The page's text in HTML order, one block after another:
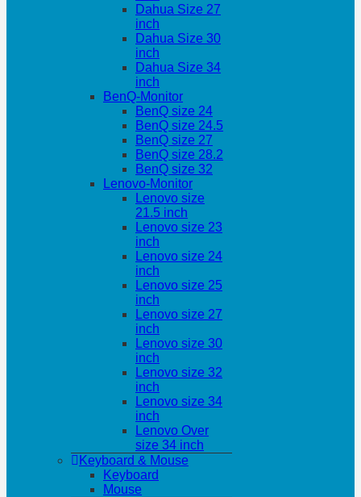
Dahua Size 27
inch
Dahua Size 30
inch
Dahua Size 34
inch
BenQ-Monitor
BenQ size 24
BenQ size 24.5
BenQ size 27
BenQ size 28.2
BenQ size 32
Lenovo-Monitor
Lenovo size
21.5 inch
Lenovo size 23
inch
Lenovo size 24
inch
Lenovo size 25
inch
Lenovo size 27
inch
Lenovo size 30
inch
Lenovo size 32
inch
Lenovo size 34
inch
Lenovo Over
size 34 inch
Keyboard & Mouse
Keyboard
Mouse